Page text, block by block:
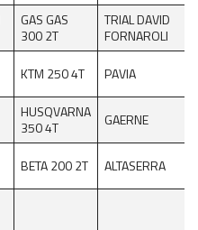
GAS GAS
300 2T
TRIAL DAVID
FORNAROLI
KTM 250 4T PAVIA
HUSQVARNA
350 4T
GAERNE
BETA 200 2T ALTASERRA